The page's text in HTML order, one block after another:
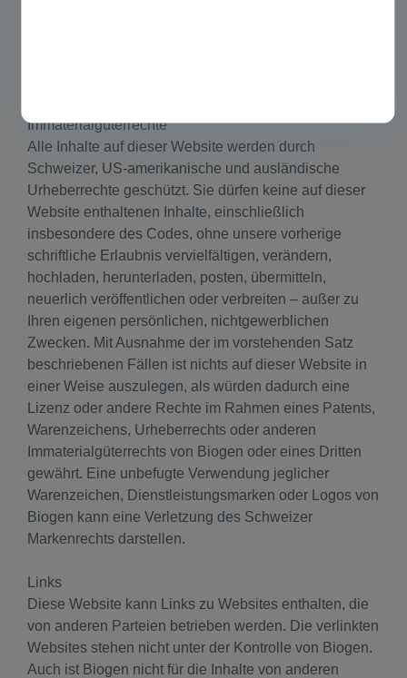
Immaterialgüterrechte
Alle Inhalte auf dieser Website werden durch
Schweizer, US-amerikanische und ausländische
Urheberrechte geschützt. Sie dürfen keine auf dieser
Website enthaltenen Inhalte, einschließlich
insbesondere des Codes, ohne unsere vorherige
schriftliche Erlaubnis vervielfältigen, verändern,
hochladen, herunterladen, posten, übermitteln,
neuerlich veröffentlichen oder verbreiten – außer zu
Ihren eigenen persönlichen, nichtgewerblichen
Zwecken. Mit Ausnahme der im vorstehenden Satz
beschriebenen Fällen ist nichts auf dieser Website in
einer Weise auszulegen, als würden dadurch eine
Lizenz oder andere Rechte im Rahmen eines Patents,
Warenzeichens, Urheberrechts oder anderen
Immaterialgüterrechts von Biogen oder eines Dritten
gewährt. Eine unbefugte Verwendung jeglicher
Warenzeichen, Dienstleistungsmarken oder Logos von
Biogen kann eine Verletzung des Schweizer
Markenrechts darstellen.
Links
Diese Website kann Links zu Websites enthalten, die
von anderen Parteien betrieben werden. Die verlinkten
Websites stehen nicht unter der Kontrolle von Biogen.
Auch ist Biogen nicht für die Inhalte von anderen